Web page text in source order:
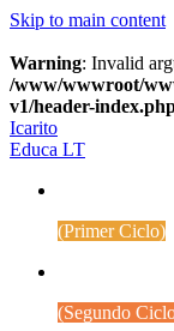
Skip to main content
Warning: Invalid
/www/wwwroot/
v1/header-
Icarito
Educa LT
(Primer Ciclo)
(Segundo